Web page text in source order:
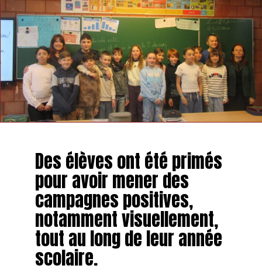
Des élèves ont été primés
pour avoir mener des
campagnes positives,
notamment visuellement,
tout au long de leur année
scolaire.